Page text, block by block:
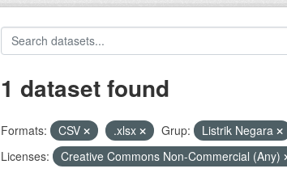
1 dataset found
Formats: CSV .xlsx Grup: Listrik Negara
Licenses:
Creative Commons Non-Commercial (Any)